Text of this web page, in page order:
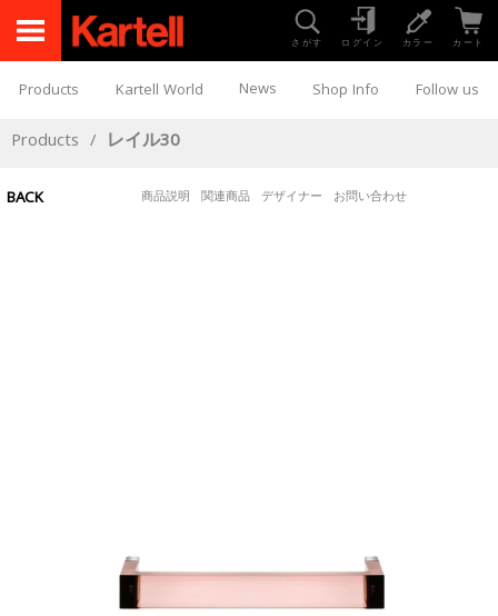
さがす ログイン カラー カート
Products Kartell World News Shop Info Follow us
Products / レイル30
BACK 商品説明 関連商品 デザイナー お問い合わせ